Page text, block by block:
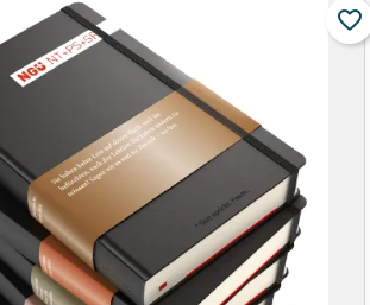
favorite_border